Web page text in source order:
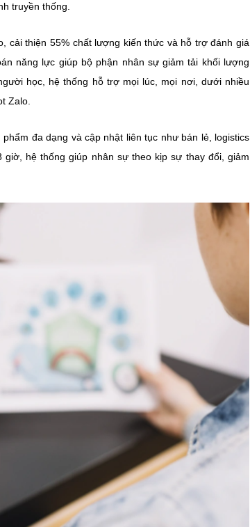
truyền thống.
cải thiện 55% chất lượng kiến thức và hỗ trợ đánh giá
năng lực giúp bộ phận nhân sự giảm tải khối lượng
học, hệ thống hỗ trợ mọi lúc, mọi nơi, dưới nhiều
Zalo.
đa dạng và cập nhật liên tục như bán lẻ, logistics
hệ thống giúp nhân sự theo kịp sự thay đổi, giảm